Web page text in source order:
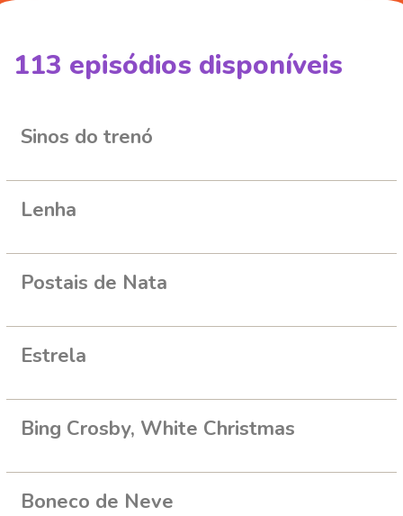
113 episódios disponíveis
Sinos do trenó
Lenha
Postais de Nata
Estrela
Bing Crosby, White Christmas
Boneco de Neve